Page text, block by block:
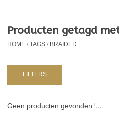
Kids
NURSERY / TABLEWARE
Producten getagd
HOME/TAGS/BRAIDED
FILTERS
Geen producten gevonden!...